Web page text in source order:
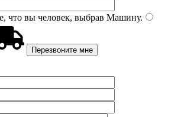
что вы человек, выбрав Машину.